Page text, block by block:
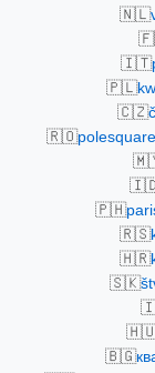
🇳🇱
🇮🇹
🇵🇱
🇨🇿
🇷🇴
🇵🇭
🇷🇸
🇭🇷
🇸🇰
🇧🇬